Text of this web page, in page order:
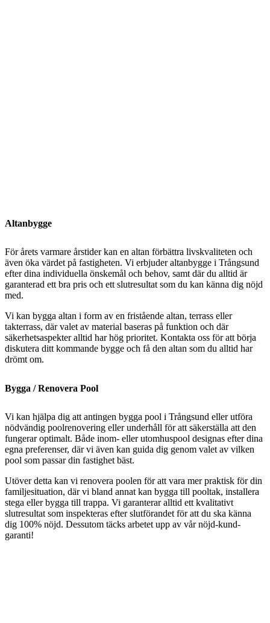
Altanbygge
För årets varmare årstider kan en altan förbättra livskvaliteten och
även öka värdet på fastigheten. Vi erbjuder altanbygge i Trångsund
efter dina individuella önskemål och behov, samt där du alltid är
garanterad ett bra pris och ett slutresultat som du kan känna dig nöjd
med.
Vi kan bygga altan i form av en fristående altan, terrass eller
takterrass, där valet av material baseras på funktion och där
säkerhetsaspekter alltid har hög prioritet. Kontakta oss för att börja
diskutera ditt kommande bygge och få den altan som du alltid har
drömt om.
Bygga / Renovera Pool
Vi kan hjälpa dig att antingen bygga pool i Trångsund eller utföra
nödvändig poolrenovering eller underhåll för att säkerställa att den
fungerar optimalt. Både inom- eller utomhuspool designas efter dina
egna preferenser, där vi även kan guida dig genom valet av vilken
pool som passar din fastighet bäst.
Utöver detta kan vi renovera poolen för att vara mer praktisk för din
familjesituation, där vi bland annat kan bygga till pooltak, installera
stega eller bygga till trappa. Vi garanterar alltid ett kvalitativt
slutresultat som inspekteras efter slutförandet för att du ska känna
dig 100% nöjd. Dessutom täcks arbetet upp av vår nöjd-kund-
garanti!